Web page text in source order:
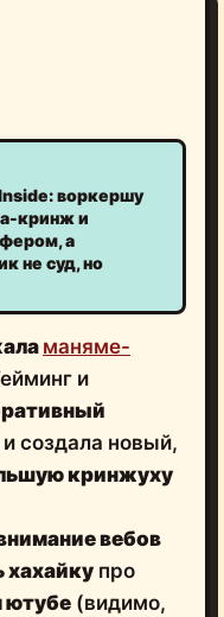
воркершу
кринж и
а
не суд, но
маняме-
и
и создала новый,
кринжуху
вебов
хахайку про
ютубе (видимо,